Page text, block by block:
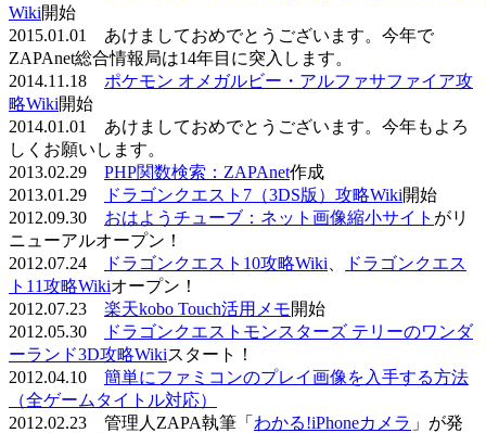
Wiki開始
2015.01.01 あけましておめでとうございます。今年で
ZAPAnet総合情報局は14年目に突入します。
2014.11.18 ポケモン オメガルビー・アルファサファイア攻
略Wiki開始
2014.01.01 あけましておめでとうございます。今年もよろ
しくお願いします。
2013.02.29 PHP関数検索：ZAPAnet作成
2013.01.29
ドラゴンクエスト7（3DS版）攻略Wiki開始
2012.09.30 おはようチューブ：ネット画像縮小サイト がリ
ニューアルオープン！
2012.07.24
ドラゴンクエスト10攻略Wiki
ドラゴンクエス
ト11攻略Wikiオープン！
2012.07.23 楽天kobo Touch活用メモ開始
2012.05.30
ドラゴンクエストモンスターズ テリーのワンダ
ーランド3D攻略Wikiスタート！
2012.04.10 簡単にファミコンのプレイ画像を入手する方法
（全ゲームタイトル対応）
2012.02.23 管理人ZAPA執筆「 わかる!iPhoneカメラ 」が発